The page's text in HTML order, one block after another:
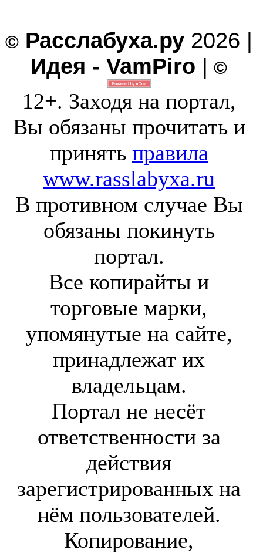
© Расслабуха.ру 2026 |
Идея - VamPiro | ©
12+. Заходя на портал,
Вы обязаны прочитать и
принять правила
www.rasslabyxa.ru
В противном случае Вы
обязаны покинуть
портал.
Все копирайты и
торговые марки,
упомянутые на сайте,
принадлежат их
владельцам.
Портал не несёт
ответственности за
действия
зарегистрированных на
нём пользователей.
Копирование,